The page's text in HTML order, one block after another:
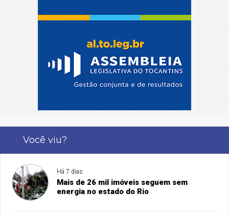
Você viu?
Há 7 dias
Mais de 26 mil imóveis seguem sem
energia no estado do Rio